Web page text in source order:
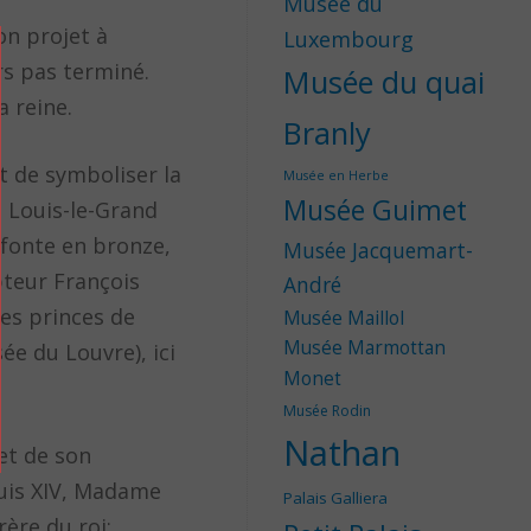
projet à
pas terminé.
reine.
de symboliser la
le-Grand
en bronze,
François
princes de
du Louvre), ici
de son
XIV, Madame
Luxembourg
Musée du quai
Branly
Musée en Herbe
Musée Guimet
Musée Jacquemart-
André
Musée Maillol
Musée Marmottan
Monet
Musée Rodin
Nathan
Palais Galliera